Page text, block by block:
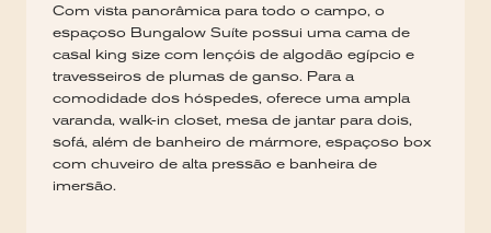
Com vista panorâmica para todo o campo, o
espaçoso Bungalow Suíte possui uma cama de
casal king size com lençóis de algodão egípcio e
travesseiros de plumas de ganso. Para a
comodidade dos hóspedes, oferece uma ampla
varanda, walk-in closet, mesa de jantar para dois,
sofá, além de banheiro de mármore, espaçoso box
com chuveiro de alta pressão e banheira de
imersão.